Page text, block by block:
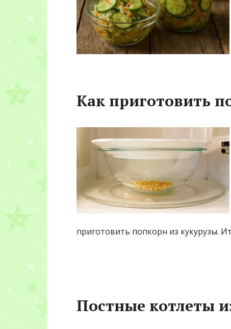
Как приготовить
приготовить попкорн из кукурузы.
Постные котлеты